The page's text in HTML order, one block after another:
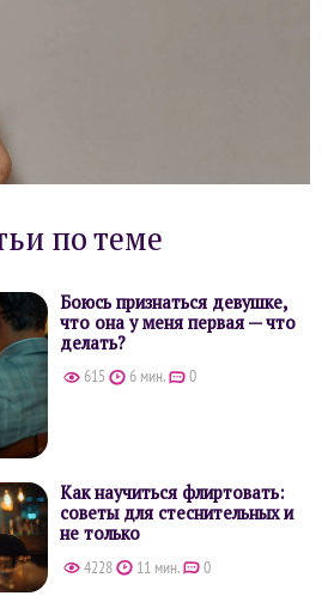
по теме
Боюсь признаться девушке,
что она у меня первая — что
делать?
615 6 мин. 0
Как научиться флиртовать:
советы для стеснительных и
не только
4228 11 мин. 0